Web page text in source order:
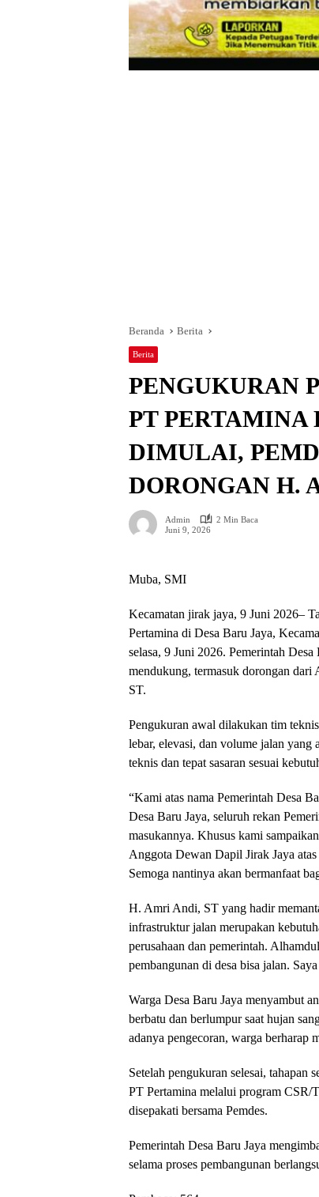
Beranda Berita
Berita
PENGUKURAN
PT PERTAMINA
DIMULAI,
DORONGAN H.
Admin
2 Min Baca
Juni 9, 2026
Muba, SMI
Kecamatan jirak jaya, 9 Juni 2026–
Pertamina di Desa Baru Jaya,
selasa, 9 Juni 2026. Pemerintah
mendukung, termasuk dorongan
ST.
Pengukuran awal dilakukan tim
lebar, elevasi, dan volume jalan yang
teknis dan tepat sasaran sesuai
“Kami atas nama Pemerintah Desa
Desa Baru Jaya, seluruh rekan
masukannya. Khusus kami
Anggota Dewan Dapil Jirak Jaya
Semoga nantinya akan bermanfaat
H. Amri Andi, ST yang hadir
infrastruktur jalan merupakan
perusahaan dan pemerintah.
pembangunan di desa bisa jalan.
Warga Desa Baru Jaya menyambut
berbatu dan berlumpur saat hujan
adanya pengecoran, warga berharap
Setelah pengukuran selesai, tahapan
PT Pertamina melalui program CSR/
disepakati bersama Pemdes.
Pemerintah Desa Baru Jaya
selama proses pembangunan